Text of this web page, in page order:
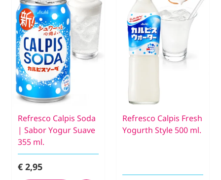
Refresco Calpis Soda
| Sabor Yogur Suave
355 ml.
€ 2,95
Refresco Calpis Fresh
Yogurth Style 500 ml.